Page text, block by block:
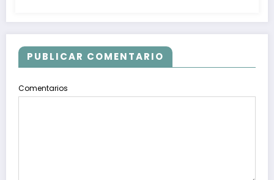
PUBLICAR COMENTARIO
Comentarios